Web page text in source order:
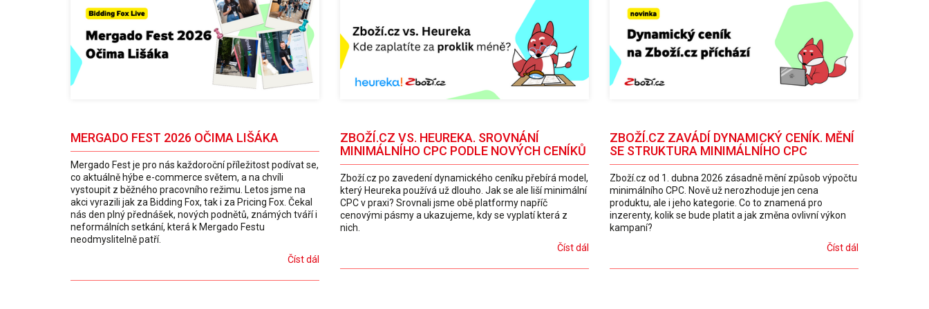
MERGADO FEST 2026 OČIMA LIŠÁKA
Mergado Fest je pro nás každoroční příležitost podívat se,
co aktuálně hýbe e-commerce světem, a na chvíli
vystoupit z běžného pracovního režimu. Letos jsme na
akci vyrazili jak za Bidding Fox, tak i za Pricing Fox. Čekal
nás den plný přednášek, nových podnětů, známých tváří i
neformálních setkání, která k Mergado Festu
neodmyslitelně patří.
Číst dál
ZBOŽÍ.CZ VS. HEUREKA. SROVNÁNÍ
MINIMÁLNÍHO CPC PODLE NOVÝCH CENÍKŮ
Zboží.cz po zavedení dynamického ceníku přebírá model,
který Heureka používá už dlouho. Jak se ale liší minimální
CPC v praxi? Srovnali jsme obě platformy napříč
cenovými pásmy a ukazujeme, kdy se vyplatí která z
nich.
Číst dál
ZBOŽÍ.CZ ZAVÁDÍ DYNAMICKÝ CENÍK. MĚNÍ
SE STRUKTURA MINIMÁLNÍHO CPC
Zboží.cz od 1. dubna 2026 zásadně mění způsob výpočtu
minimálního CPC. Nově už nerozhoduje jen cena
produktu, ale i jeho kategorie. Co to znamená pro
inzerenty, kolik se bude platit a jak změna ovlivní výkon
kampaní?
Číst dál